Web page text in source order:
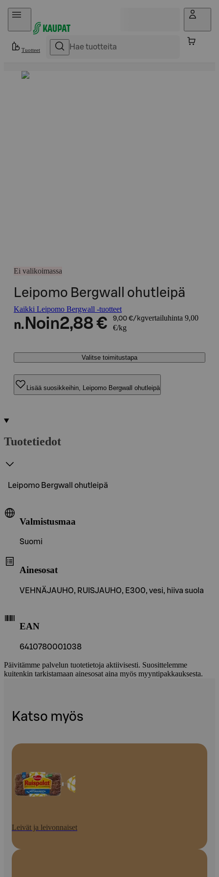
Hyppää sisältöön
Tuotteet
Ei valikoimassa
Leipomo Bergwall ohutleipä
Kaikki Leipomo Bergwall -tuotteet
n. Noin2,88 € 9,00 €/kgvertailuhinta 9,00
€/kg
Valitse toimitustapa
Lisää suosikkeihin, Leipomo Bergwall ohutleipä
Tuotetiedot
Leipomo Bergwall ohutleipä
Valmistusmaa
Suomi
Ainesosat
VEHNÄJAUHO, RUISJAUHO, E300, vesi, hiiva suola
EAN
6410780001038
Päivitämme palvelun tuotetietoja aktiivisesti. Suosittelemme
kuitenkin tarkistamaan ainesosat aina myös myyntipakkauksesta.
Katso myös
Leivät ja leivonnaiset